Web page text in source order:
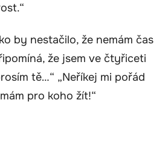
by nestačilo, že nemám čas
že jsem ve čtyřiceti
tě…“ „Neříkej mi pořád
pro koho žít!“